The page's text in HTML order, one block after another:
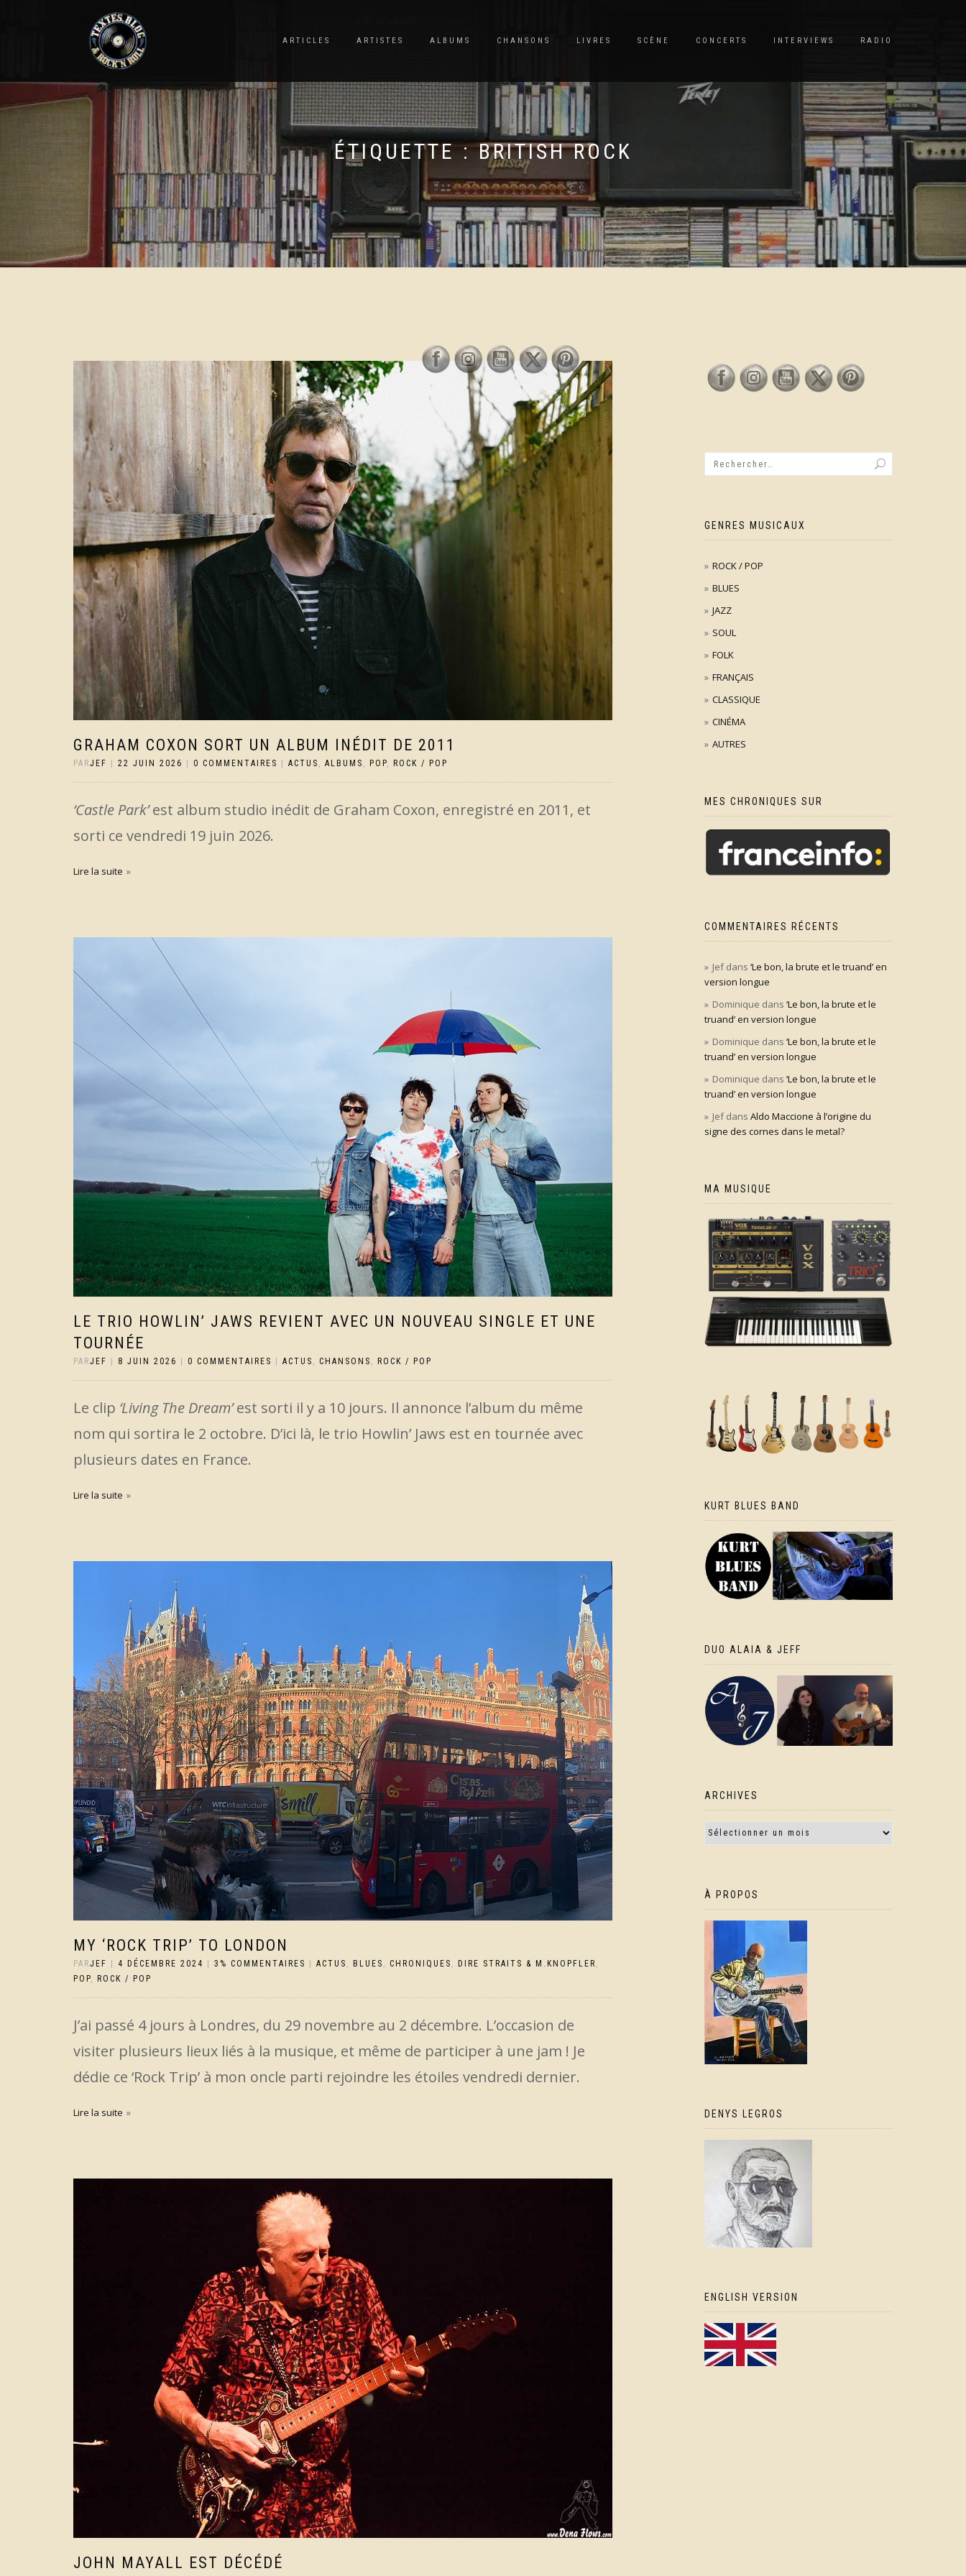
ARTICLES ARTISTES ALBUMS CHANSONS LIVRES SCÈNE CONCERTS INTERVIEWS RADIO
ÉTIQUETTE :BRITISH ROCK
GRAHAM COXON SORT UN ALBUM INÉDIT DE 2011
PARJEF 22 JUIN 2026 0 COMMENTAIRES ACTUS , ALBUMS , POP, ROCK / POP
‘Castle Park’est album studio inédit de Graham Coxon, enregistré en 2011, et
sorti ce vendredi 19 juin 2026.
Lire la suite
LE TRIO HOWLIN’ JAWS REVIENT AVEC UN NOUVEAU SINGLE ET UNE
TOURNÉE
PARJEF 8 JUIN 2026 0 COMMENTAIRES ACTUS , CHANSONS , ROCK / POP
Le clip ‘Living The Dream’est sorti il y a 10 jours. Il annonce l’album du même
nom qui sortira le 2 octobre. D’ici là, le trio Howlin’ Jaws est en tournée avec
plusieurs dates en France.
Lire la suite
MY ‘ROCK TRIP’ TO LONDON
PARJEF 4 DÉCEMBRE 2024 3% COMMENTAIRES ACTUS , BLUES , CHRONIQUES , DIRE STRAITS & M.KNOPFLER ,
POP, ROCK / POP
J’ai passé 4 jours à Londres, du 29 novembre au 2 décembre. L’occasion de
visiter plusieurs lieux liés à la musique, et même de participer à une jam ! Je
dédie ce ‘Rock Trip’ à mon oncle parti rejoindre les étoiles vendredi dernier.
Lire la suite
JOHN MAYALL EST DÉCÉDÉ
GENRES MUSICAUX
ROCK / POP
BLUES
JAZZ
SOUL
FOLK
FRANÇAIS
CLASSIQUE
CINÉMA
AUTRES
MES CHRONIQUES SUR
COMMENTAIRES RÉCENTS
Jefdans ‘Le bon, la brute et le truand’ en
version longue
Dominique dans ‘Le bon, la brute et le
truand’ en version longue
Dominique dans ‘Le bon, la brute et le
truand’ en version longue
Dominique dans ‘Le bon, la brute et le
truand’ en version longue
Jefdans Aldo Maccione à l’origine du
signe des cornes dans le metal?
MA MUSIQUE
KURT BLUES BAND
DUO ALAIA & JEFF
ARCHIVES
À PROPOS
DENYS LEGROS
ENGLISH VERSION